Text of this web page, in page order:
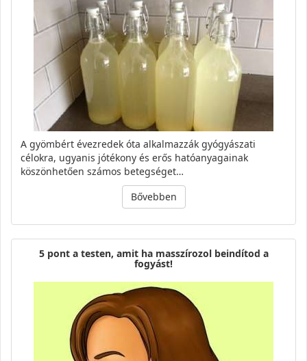
A gyömbért évezredek óta alkalmazzák gyógyászati
célokra, ugyanis jótékony és erős hatóanyagainak
köszönhetően számos betegséget…
Bővebben
5 pont a testen, amit ha masszírozol beindítod a
fogyást!